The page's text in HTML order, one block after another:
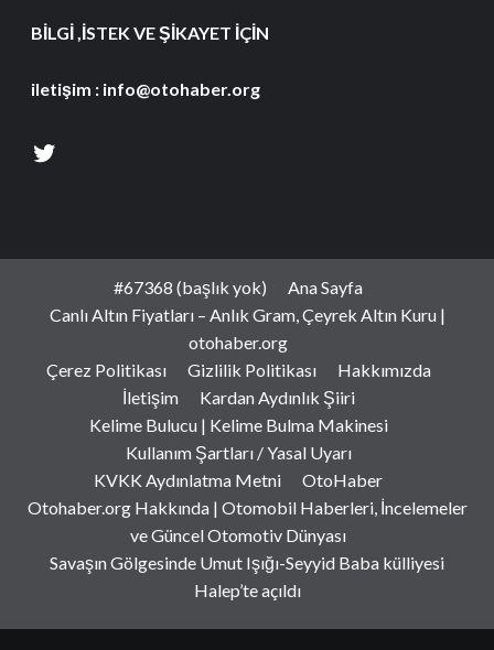
BİLGİ ,İSTEK VE ŞİKAYET İÇİN
iletişim : info@otohaber.org
#67368 (başlık yok)
Ana Sayfa
Canlı Altın Fiyatları – Anlık Gram, Çeyrek Altın Kuru |
otohaber.org
Çerez Politikası
Gizlilik Politikası
Hakkımızda
İletişim
Kardan Aydınlık Şiiri
Kelime Bulucu | Kelime Bulma Makinesi
Kullanım Şartları / Yasal Uyarı
KVKK Aydınlatma Metni
OtoHaber
Otohaber.org Hakkında | Otomobil Haberleri, İncelemeler
ve Güncel Otomotiv Dünyası
Savaşın Gölgesinde Umut Işığı-Seyyid Baba külliyesi
Halep’te açıldı